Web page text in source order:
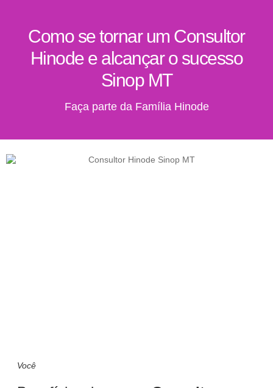
Como se tornar um Consultor
Hinode e alcançar o sucesso
Sinop MT
Faça parte da Família Hinode
Você